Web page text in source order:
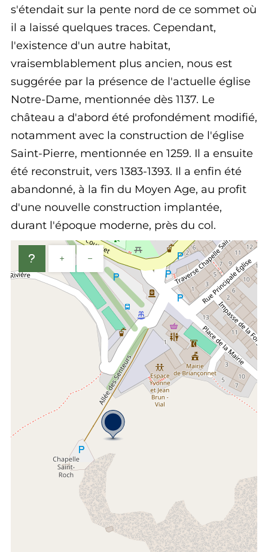
s'étendait sur la pente nord de ce sommet où
il a laissé quelques traces. Cependant,
l'existence d'un autre habitat,
vraisemblablement plus ancien, nous est
suggérée par la présence de l'actuelle église
Notre-Dame, mentionnée dès 1137. Le
château a d'abord été profondément modifié,
notamment avec la construction de l'église
Saint-Pierre, mentionnée en 1259. Il a ensuite
été reconstruit, vers 1383-1393. Il a enfin été
abandonné, à la fin du Moyen Age, au profit
d'une nouvelle construction implantée,
durant l'époque moderne, près du col.
+ −